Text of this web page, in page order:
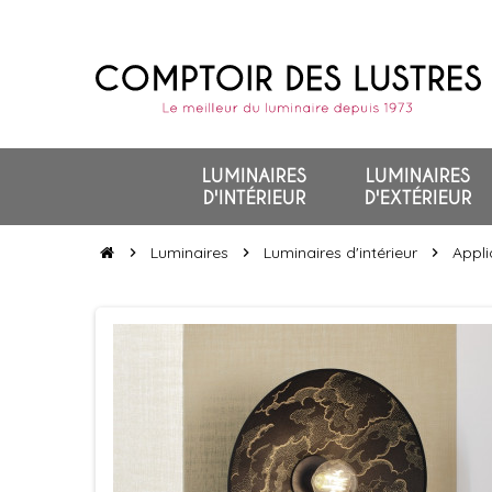
LUMINAIRES
D'INTÉRIEUR
LUMINAIRES
D'EXTÉRIEUR
chevron_right Luminaires chevron_right Luminaires d'intérieur chevron_right